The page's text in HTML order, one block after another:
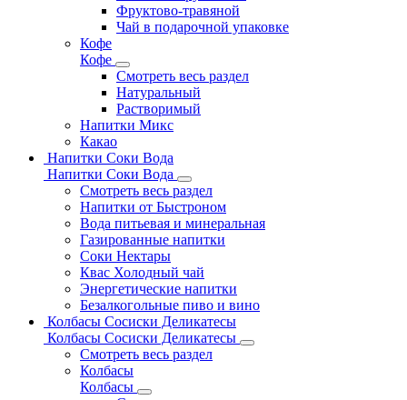
Фруктово-травяной
Чай в подарочной упаковке
Кофе
Кофе
Смотреть весь раздел
Натуральный
Растворимый
Напитки Микс
Какао
Напитки Соки Вода
Напитки Соки Вода
Смотреть весь раздел
Напитки от Быстроном
Вода питьевая и минеральная
Газированные напитки
Соки Нектары
Квас Холодный чай
Энергетические напитки
Безалкогольные пиво и вино
Колбасы Сосиски Деликатесы
Колбасы Сосиски Деликатесы
Смотреть весь раздел
Колбасы
Колбасы